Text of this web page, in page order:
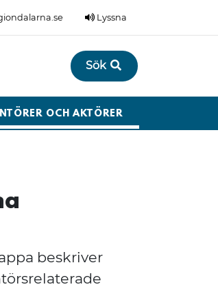
Lyssna
Sök
OCH AKTÖRER
beskriver